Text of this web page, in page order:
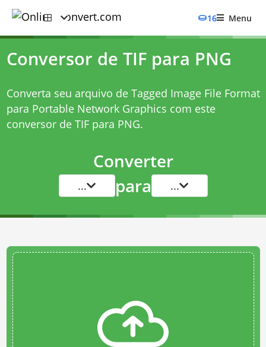
16 Menu
Conversor de TIF para PNG
Converta seu arquivo de Tagged Image File Format
para Portable Network Graphics com este
conversor de TIF para PNG.
Converter
... para ...